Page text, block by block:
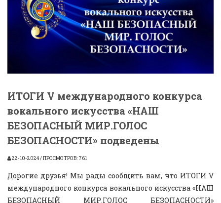
ИТОГИ V международного конкурса
вокального искусства «НАШ
БЕЗОПАСНЫЙ МИР.ГОЛОС
БЕЗОПАСНОСТИ» подведены
22-10-2024 / ПРОСМОТРОВ: 761
Дорогие друзья! Мы рады сообщить вам, что ИТОГИ V
международного конкурса вокального искусства «НАШ
БЕЗОПАСНЫЙ МИР.ГОЛОС БЕЗОПАСНОСТИ»